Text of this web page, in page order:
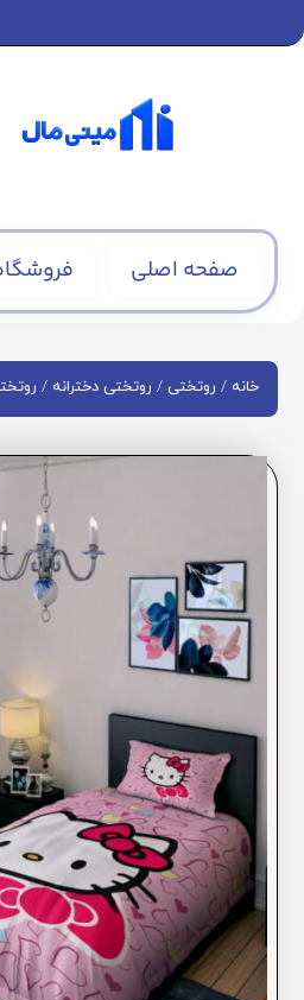
صفحه اصلی
خانه / روتختی / روتختی دخترانه /